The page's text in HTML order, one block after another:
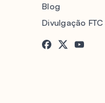
Blog
Divulgação FTC